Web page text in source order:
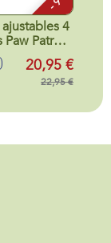
4
Paw Patrol
24-29)20,95 €
22,95 €